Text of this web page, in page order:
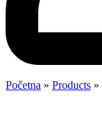
Početna » Products »